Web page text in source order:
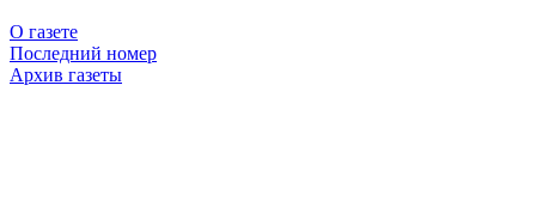
О газете
Последний номер
Архив газеты